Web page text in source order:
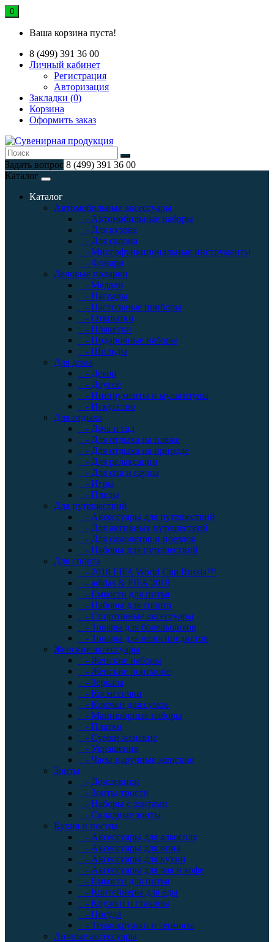
0
Ваша корзина пуста!
8 (499) 391 36 00
Личный кабинет
Регистрация
Авторизация
Закладки (0)
Корзина
Оформить заказ
Задать вопрос 8 (499) 391 36 00
Каталог
Каталог
Автомобильные аксессуары
- Автомобильные наборы
- Для кузова
- Для салона
- Многофункциональные инструменты
- Фонари
Деловые подарки
- Медали
- Награды
- Настольные приборы
- Открытки
- Плакетки
- Подарочные наборы
- Шильды
Для дома
- Декор
- Другое
- Инструменты и мультитулы
- Искусство
Для отдыха
- Дача и сад
- Для отдыха на пляже
- Для отдыха на природе
- Для релаксации
- Для спа и сауны
- Игры
- Пледы
Для путешествий
- Аксессуары для путешествий
- Для активных путешествий
- Для самолетов и поездов
- Наборы для путешествий
Для спорта
- 2018 FIFA World Cup Russia™
- adidas & FIFA 2018
- Емкости для питья
- Наборы для спорта
- Спортивные аксессуары
- Товары для болельщиков
- Товары для велосипедистов
Женские аксессуары
- Женские наборы
- Женские портмоне
- Зеркала
- Косметички
- Крючки для сумок
- Маникюрные наборы
- Платки
- Сумки женские
- Украшения
- Часы наручные женские
Зонты
- Дождевики
- Зонты-трости
- Наборы с зонтами
- Складные зонты
Кухня и посуда
- Аксессуары для алкоголя
- Аксессуары для вина
- Аксессуары для кухни
- Аксессуары для чая и кофе
- Емкости для питья
- Контейнеры для еды
- Кружки и стаканы
- Посуда
- Термокружки и термосы
Личные аксессуары